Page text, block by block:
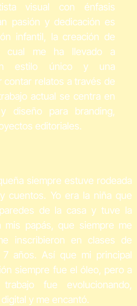
visual con énfasis
pasión y dedicación es
infantil, la creación de
cual me ha llevado a
estilo único y una
contar relatos a través de
actual se centra en
diseño para branding,
editoriales.
siempre estuve rodeada
cuentos. Yo era la niña que
de la casa y tuve la
papás, que siempre me
inscribieron en clases de
años. Así que mi principal
siempre fue el óleo, pero a
fue evolucionando,
y me encantó.